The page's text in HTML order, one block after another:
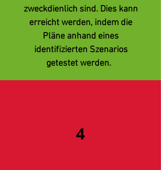
zweckdienlich sind. Dies kann
erreicht werden, indem die
Pläne anhand eines
identifizierten Szenarios
getestet werden.
4